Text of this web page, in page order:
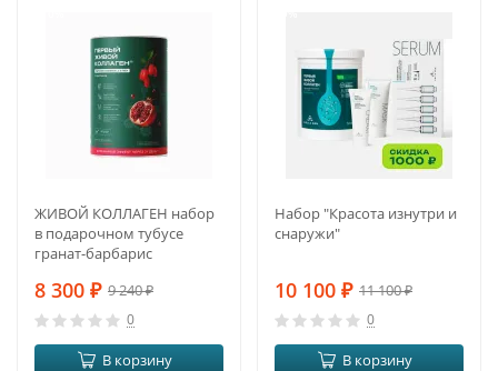
ЖИВОЙ КОЛЛАГЕН набор
в подарочном тубусе
гранат-барбарис
8 300 ₽ 9 240₽
0
В корзину
Набор "Красота изнутри и
снаружи"
10 100 ₽ 11 100₽
0
В корзину